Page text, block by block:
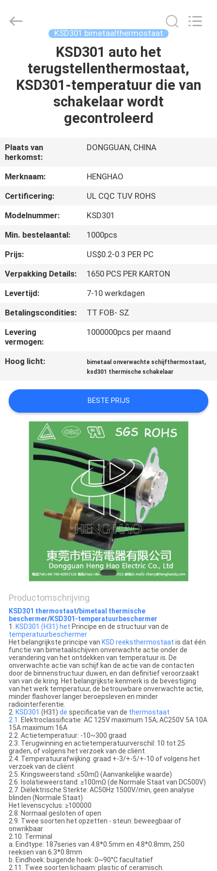
PRODUCTEN
OVER
ONS
FABRIEKSREIS
KWALITEITSCONTROLE
CONTACTEER
ONS
NIEUWS
ALLE
GEVALLEN
SITEMAP
PRIVACY
POLICY
KSD301 bimetaalthermostaat
KSD301 auto het
terugstellenthermostaat,
KSD301-temperatuur die van
schakelaar wordt
gecontroleerd
Plaats van
herkomst:
DONGGUAN, CHINA
Merknaam:
HENGHAO
Certificering:
UL CQC TUV ROHS
Modelnummer:
KSD301
Min. bestelaantal:
1000pcs
Prijs:
US$0.2-0.3 PER PC
Verpakking Details:
1650 PCS PER KARTON
Levertijd:
7-10 werkdagen
Betalingscondities:
TT FOB- SZ
Levering
vermogen:
1000000pcs per maand
Hoog licht: bimetaal onverwachte schijfthermostaat,
ksd301 thermische schakelaar
BESTE PRIJS
Productomschrijving
KSD301 thermostaat/bimetaal thermische
beschermer/KSD301-temperatuurbeschermer
1. KSD301 (H31) het Principe en de structuur van de
temperatuurbeschermer
Het belangrijkste principe van KSD reeksthermostaat is dat één
functie van bimetaalschijven onverwachte actie onder de
verandering van het ontdekken van temperatuur is. De
onverwachte actie van schijf kan de actie van de contacten
door de binnenstructuur duwen, en dan definitief veroorzaakt
van van de kring. Het belangrijkste kenmerk is de bevestiging
van het werk temperatuur, de betrouwbare onverwachte actie,
minder flashover langer beroepsleven en minder
radiointerferentie.
2. KSD301 (H31) de specificatie van de thermostaat
2.1. Elektroclassificatie: AC 125V maximum 15A; AC250V 5A 10A
15A maximum 16A
2.2. Actietemperatuur: -10~300 graad
2.3. Terugwinning en actietemperatuurverschil: 10 tot 25
graden, of volgens het verzoek van de cliënt.
2.4. Temperatuurafwijking: graad +-3/+-5/+-10 of volgens het
verzoek van de cliënt
2.5. Kringsweerstand: ≤50mΩ (Aanvankelijke waarde)
2.6. Isolatieweerstand: ≥100mΩ (de Normale Staat van DC500V)
2.7. Diëlektrische Sterkte: AC50Hz 1500V/min, geen analyse
blinden (Normale Staat)
Het levenscyclus: ≥100000
2.8. Normaal gesloten of open
2.9. Twee soorten het opzetten - steun: beweegbaar of
onwrikbaar
2.10. Terminal
a. Eindtype: 187series van 4.8*0.5mm en 4.8*0.8mm, 250
reeksen van 6.3*0.8mm
b. Eindhoek: buigende hoek: 0~90°C facultatief
2.11. Twee soorten lichaam: plastic of ceramisch.